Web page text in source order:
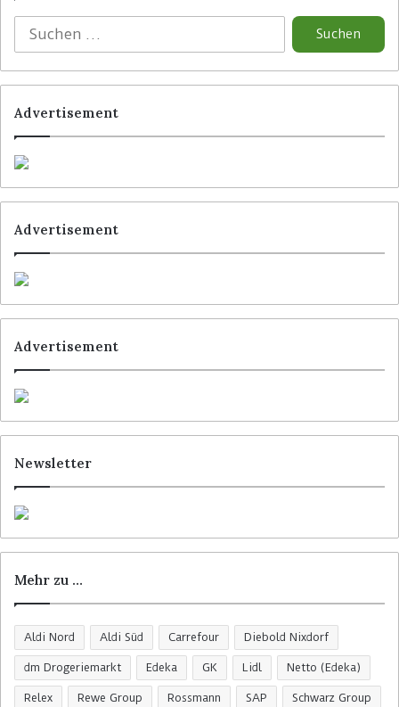
Advertisement
Advertisement
Advertisement
Newsletter
Mehr zu …
Aldi Nord Aldi Süd Carrefour Diebold Nixdorf
dm Drogeriemarkt Edeka GK Lidl Netto (Edeka)
Relex Rewe Group Rossmann SAP Schwarz Group